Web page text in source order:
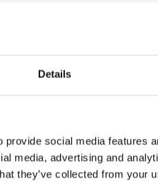
Details
social media features
media, advertising and
they’ve collected from your
relationel